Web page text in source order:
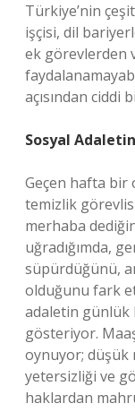
Türkiye’nin
işçisi, dil
ek görevlerden
açısından ciddi
Sosyal
Geçen hafta bir
temizlik
merhaba
uğradığımda,
süpürdüğünü,
olduğunu fark
adaletin günlük
gösteriyor.
oynuyor; düşük
yetersizliği ve
haklardan